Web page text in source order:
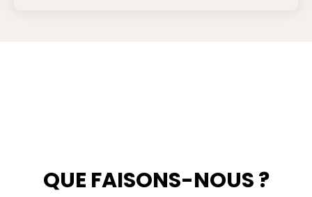
QUE FAISONS-NOUS ?